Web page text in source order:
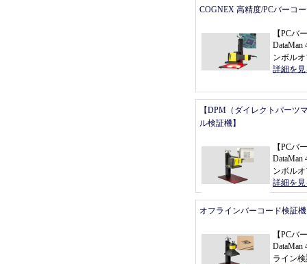
COGNEX 高精度/PCバーコ
【PCバ
DataMan
ンボル
詳細を
【DPM（ダイレクトパーツ
ル検証機】
【PCバ
DataMan
ンボル
詳細を
オフラインバーコード検証機
【PCバ
DataMan
ライン